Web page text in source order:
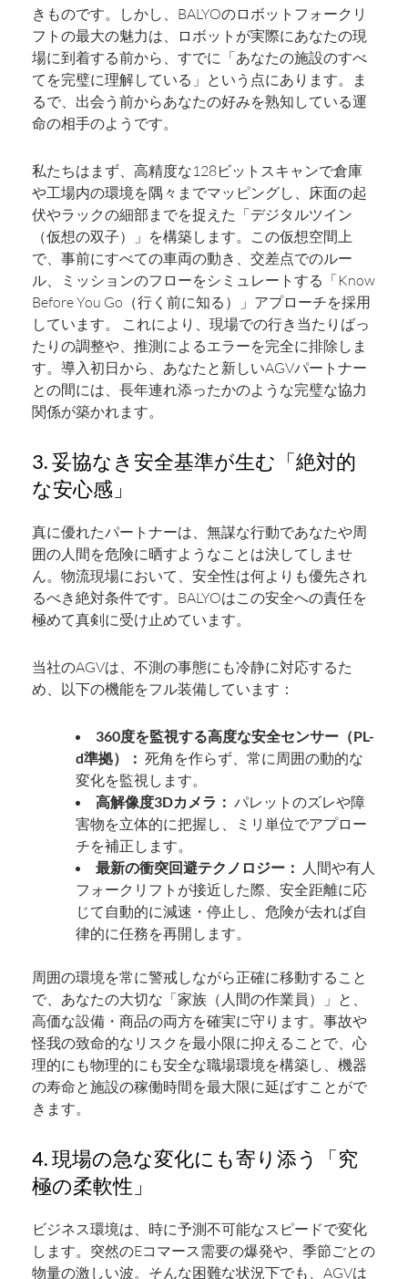
きものです。しかし、BALYOのロボットフォークリ
フトの最大の魅力は、ロボットが実際にあなたの現
場に到着する前から、すでに「あなたの施設のすべ
てを完璧に理解している」という点にあります。ま
るで、出会う前からあなたの好みを熟知している運
命の相手のようです。
私たちはまず、高精度な128ビットスキャンで倉庫
や工場内の環境を隅々までマッピングし、床面の起
伏やラックの細部までを捉えた「デジタルツイン
（仮想の双子）」を構築します。この仮想空間上
で、事前にすべての車両の動き、交差点でのルー
ル、ミッションのフローをシミュレートする「Know
Before You Go（行く前に知る）」アプローチを採用
しています。 これにより、現場での行き当たりばっ
たりの調整や、推測によるエラーを完全に排除しま
す。導入初日から、あなたと新しいAGVパートナー
との間には、長年連れ添ったかのような完璧な協力
関係が築かれます。
3. 妥協なき安全基準が生む「絶対的
な安心感」
真に優れたパートナーは、無謀な行動であなたや周
囲の人間を危険に晒すようなことは決してしませ
ん。物流現場において、安全性は何よりも優先され
るべき絶対条件です。BALYOはこの安全への責任を
極めて真剣に受け止めています。
当社のAGVは、不測の事態にも冷静に対応するた
め、以下の機能をフル装備しています：
360度を監視する高度な安全センサー（PL-
d準拠）： 死角を作らず、常に周囲の動的な
変化を監視します。
高解像度3Dカメラ： パレットのズレや障
害物を立体的に把握し、ミリ単位でアプロー
チを補正します。
最新の衝突回避テクノロジー： 人間や有人
フォークリフトが接近した際、安全距離に応
じて自動的に減速・停止し、危険が去れば自
律的に任務を再開します。
周囲の環境を常に警戒しながら正確に移動すること
で、あなたの大切な「家族（人間の作業員）」と、
高価な設備・商品の両方を確実に守ります。事故や
怪我の致命的なリスクを最小限に抑えることで、心
理的にも物理的にも安全な職場環境を構築し、機器
の寿命と施設の稼働時間を最大限に延ばすことがで
きます。
4. 現場の急な変化にも寄り添う「究
極の柔軟性」
ビジネス環境は、時に予測不可能なスピードで変化
します。突然のEコマース需要の爆発や、季節ごとの
物量の激しい波。そんな困難な状況下でも、AGVは